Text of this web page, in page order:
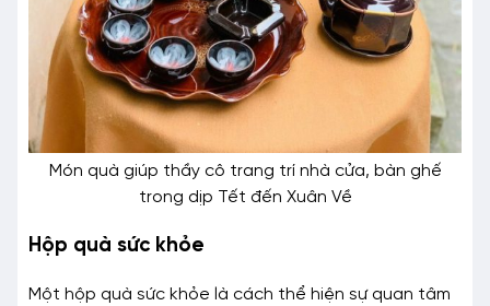
Món quà giúp thầy cô trang trí nhà cửa, bàn ghế
trong dịp Tết đến Xuân Về
Hộp quà sức khỏe
Một hộp quà sức khỏe là cách thể hiện sự quan tâm